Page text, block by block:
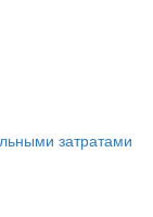
затратами